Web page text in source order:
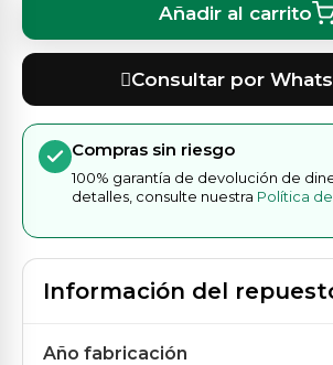
Añadir al carrito
Consultar por
Compras sin riesgo
100% garantía de devolución de
detalles, consulte nuestra Política
Información del
Año fabricación